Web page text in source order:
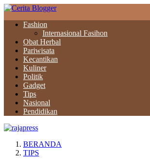
Fashion
Internasional Fasihon
Obat Herbal
Pariwisata
Kecantikan
Kuliner
Politik
Gadget
Tips
Nasional
Pendidikan
BERANDA
TIPS